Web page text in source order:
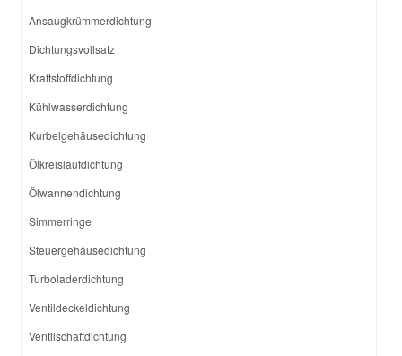
Ansaugkrümmerdichtung
Dichtungsvollsatz
Kraftstoffdichtung
Kühlwasserdichtung
Kurbelgehäusedichtung
Ölkreislaufdichtung
Ölwannendichtung
Simmerringe
Steuergehäusedichtung
Turboladerdichtung
Ventildeckeldichtung
Ventilschaftdichtung